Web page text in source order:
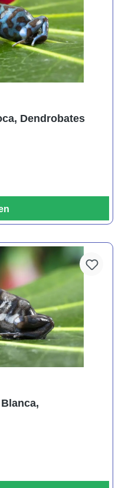
Dendrobates